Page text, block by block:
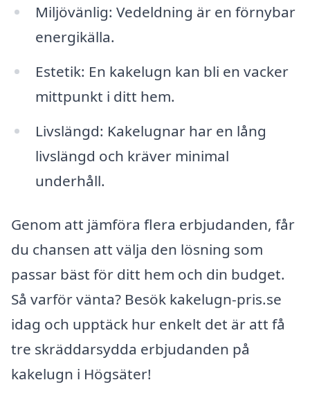
Miljövänlig: Vedeldning är en förnybar
energikälla.
Estetik: En kakelugn kan bli en vacker
mittpunkt i ditt hem.
Livslängd: Kakelugnar har en lång
livslängd och kräver minimal
underhåll.
Genom att jämföra flera erbjudanden, får
du chansen att välja den lösning som
passar bäst för ditt hem och din budget.
Så varför vänta? Besök kakelugn-pris.se
idag och upptäck hur enkelt det är att få
tre skräddarsydda erbjudanden på
kakelugn i Högsäter!